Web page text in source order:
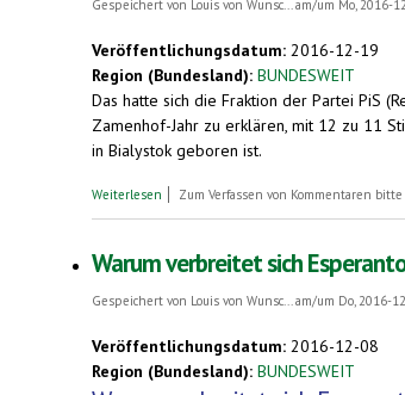
Gespeichert von Louis von Wunsc... am/um Mo, 2016-
Veröffentlichungsdatum: 2016-12-19
Region (Bundesland): BUNDESWEIT
Das hatte sich die Fraktion der Partei PiS
Zamenhof-Jahr zu erklären, mit 12 zu 11
in Bialystok geboren ist.
Weiterlesen über Zamenhof-Jahr 2017: Stadtrat von
Zum Verfassen von Kommentaren bitte
Warum verbreitet sich
Gespeichert von Louis von Wunsc... am/um Do, 2016-
Veröffentlichungsdatum: 2016-12-08
Region (Bundesland): BUNDESWEIT